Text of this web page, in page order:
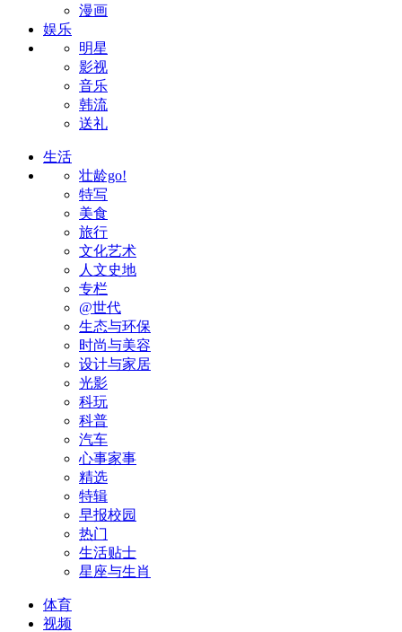
漫画
娱乐
明星
影视
音乐
韩流
送礼
生活
壮龄go!
特写
美食
旅行
文化艺术
人文史地
专栏
@世代
生态与环保
时尚与美容
设计与家居
光影
科玩
科普
汽车
心事家事
精选
特辑
早报校园
热门
生活贴士
星座与生肖
体育
视频